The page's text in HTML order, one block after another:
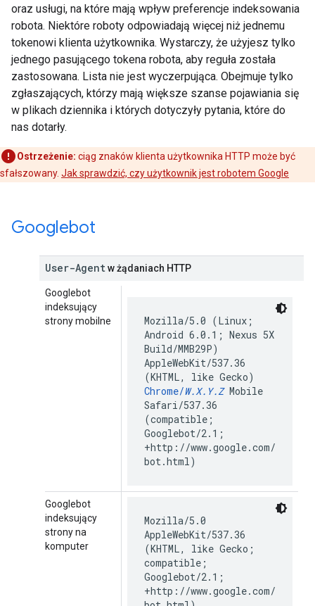
oraz usługi, na które mają wpływ preferencje indeksowania
robota. Niektóre roboty odpowiadają więcej niż jednemu
tokenowi klienta użytkownika. Wystarczy, że użyjesz tylko
jednego pasującego tokena robota, aby reguła została
zastosowana. Lista nie jest wyczerpująca. Obejmuje tylko
zgłaszających, którzy mają większe szanse pojawiania się
w plikach dziennika i których dotyczyły pytania, które do
nas dotarły.
Ostrzeżenie: ciąg znaków klienta użytkownika HTTP może być
sfałszowany. Jak sprawdzić, czy użytkownik jest robotem Google
Googlebot
User-Agentw żądaniach HTTP
Googlebot
indeksujący
strony mobilne
Mozilla/5.0 (Linux;
Android 6.0.1; Nexus 5X
Build/MMB29P)
AppleWebKit/537.36
(KHTML, like Gecko)
Chrome/W.X.Y.ZMobile
Safari/537.36
(compatible;
Googlebot/2.1;
+http://www.google.com/
bot.html)
Googlebot
indeksujący
strony na
komputer
Mozilla/5.0
AppleWebKit/537.36
(KHTML, like Gecko;
compatible;
Googlebot/2.1;
+http://www.google.com/